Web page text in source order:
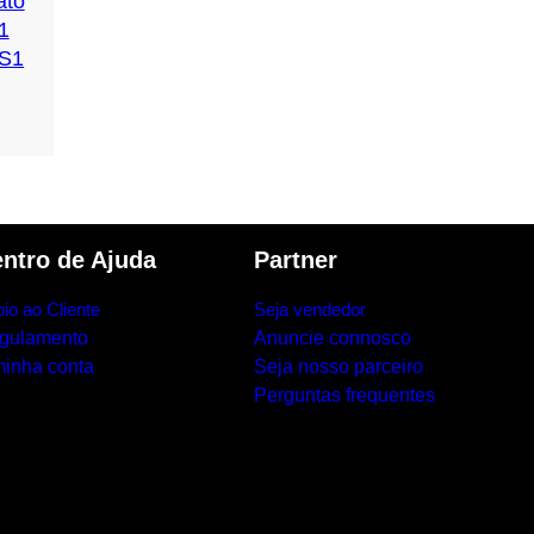
de Ajuda
ao Cliente
conta
Partner
Seja vendedor
Anuncie connosco
Seja nosso parceiro
Perguntas frequentes